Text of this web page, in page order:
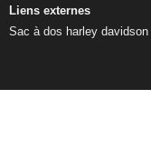
Liens externes
Sac à dos harley davidson